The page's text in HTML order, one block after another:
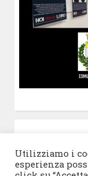
Utilizziamo i
esperienza